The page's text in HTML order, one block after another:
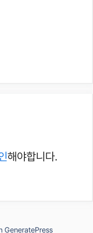
해야합니다.
GeneratePress